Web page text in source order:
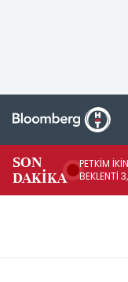
SON
DAKİKA
PETKİM
BEKLENTİ